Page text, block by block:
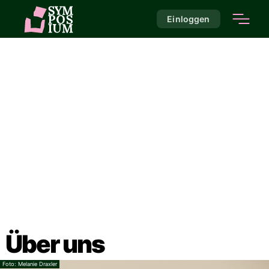
Einloggen
Über uns
Melanie Draxler